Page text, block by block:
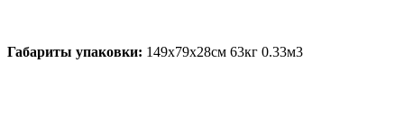
Габариты упаковки: 149х79х28см 63кг 0.33м3